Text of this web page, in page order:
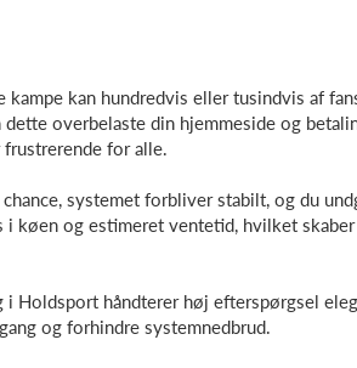
kan hundredvis eller tusindvis af
overbelaste din hjemmeside og
for alle.
systemet forbliver stabilt, og du
i køen og estimeret ventetid, hvilket
Holdsport håndterer høj efterspørgsel
og forhindre systemnedbrud.